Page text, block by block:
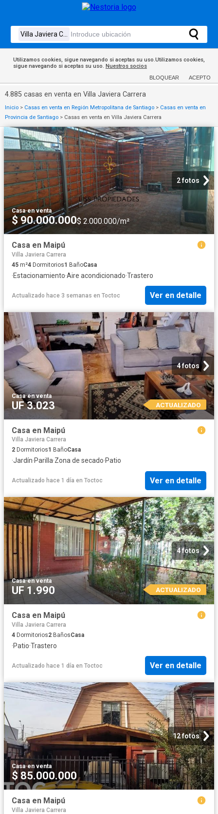
Utilizamos cookies, sigue navegando si aceptas su uso.Utilizamos cookies,
sigue navegando si aceptas su uso. Nuestros socios
BLOQUEAR ACEPTO
4.885 casas en venta en Villa Javiera Carrera
Inicio > Casas en venta en Región Metropolitana de Santiago > Casas en venta en
Provincia de Santiago > Casas en venta en Villa Javiera Carrera
2 fotos
Casa·en venta
$ 90.000.000$ 2.000.000/m²
Casa en Maipú
Villa Javiera Carrera
45 m²4 Dormitorios1 BañoCasa
·Estacionamiento·Aire acondicionado·Trastero
Actualizado hace 3 semanas en Toctoc Ver en detalle
4 fotos
Casa·en venta
UF 3.023 ACTUALIZADO
Casa en Maipú
Villa Javiera Carrera
2 Dormitorios1 BañoCasa
·Jardín·Parilla·Zona de secado·Patio
Actualizado hace 1 día en Toctoc Ver en detalle
4 fotos
Casa·en venta
UF 1.990 ACTUALIZADO
Casa en Maipú
Villa Javiera Carrera
4 Dormitorios2 BañosCasa
·Patio·Trastero
Actualizado hace 1 día en Toctoc Ver en detalle
12 fotos
Casa·en venta
$ 85.000.000
Casa en Maipú
Villa Javiera Carrera